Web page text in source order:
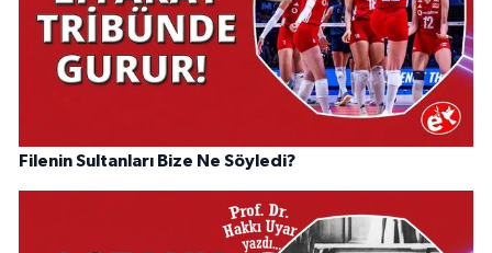
Filenin Sultanları Bize Ne Söyledi?